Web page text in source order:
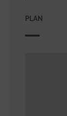
PLAN